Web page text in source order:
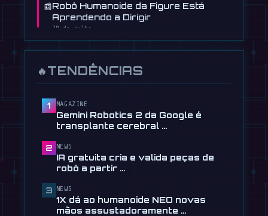
📰Robô Humanoide da Figure Está
Aprendendo a Dirigir
30 de julho
📰IA gratuita cria e valida peças de
28 de julho
limpeza humanoide por $30 em …
28 de julho
mãos assustadoramente destras
24 de julho
🎬
inspirado no Terminator já está à …
24 de julho
🔥 TENDÊNCIAS
1 MAGAZINE
Gemini Robotics 2 da Google é
transplante cerebral …
2 NEWS
IA gratuita cria e valida peças de
robô a partir …
3 NEWS
1X dá ao humanoide NEO novas
mãos assustadoramente …